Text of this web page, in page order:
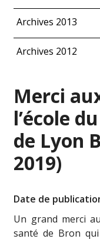
Archives 2013
Archives 2012
Merci
l’école
de Lyon
2019)
Date de
Un grand merci
santé de Bron